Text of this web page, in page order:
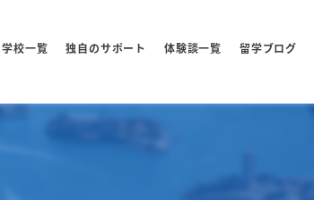
学校一覧 独自のサポート 体験談一覧 留学ブログ